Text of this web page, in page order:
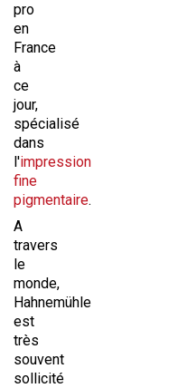
pro
en
France
à
ce
jour,
spécialisé
dans
l'impression
fine
pigmentaire.
A
travers
le
monde,
Hahnemühle
est
très
souvent
sollicité